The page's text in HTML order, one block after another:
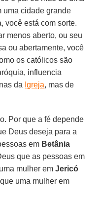
uma cidade grande
você está com sorte.
menos aberto, ou seu
ou abertamente, você
os católicos são
influencia
da Igreja, mas de
Por que a fé depende
Deus deseja para a
em Betânia
que as pessoas em
mulher emJericó
uma mulher em